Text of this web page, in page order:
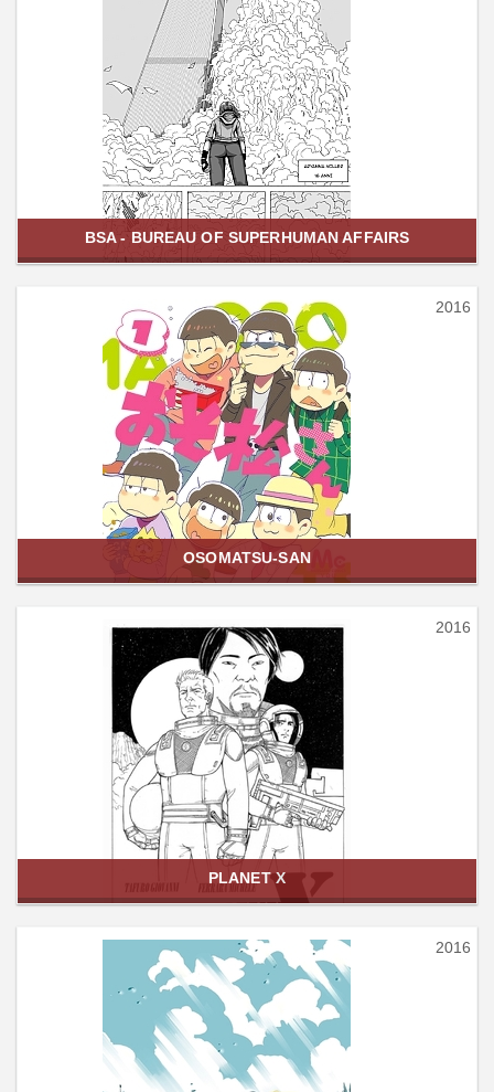
BSA - BUREAU OF SUPERHUMAN AFFAIRS
2016
OSOMATSU-SAN
2016
PLANET X
2016